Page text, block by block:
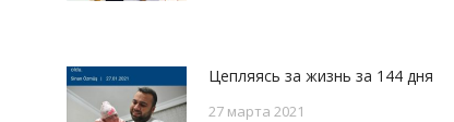
Цепляясь за жизнь за 144 дня
27 марта 2021